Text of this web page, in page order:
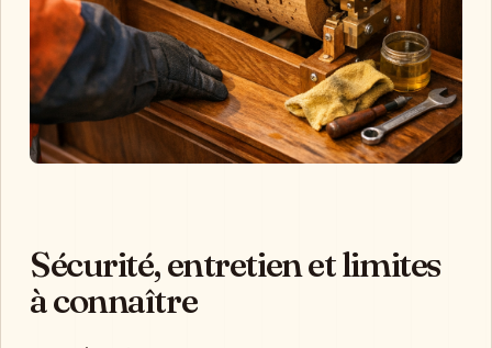
Sécurité, entretien et limites
à connaître